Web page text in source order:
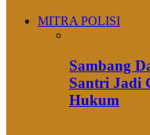
MITRA POLISI
Sambang
Santri Jadi
Hukum